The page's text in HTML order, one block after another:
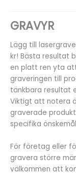
GRAVYR
Lägg till
kr! Bästa resultat
en platt ren yta
graveringen till
tänkbara resultat
Viktigt att notera
graverade
specifika
För företag eller
gravera större
välkommen att